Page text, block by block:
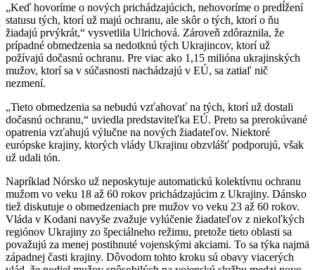
„Keď hovoríme o nových prichádzajúcich, nehovoríme o predĺžení
statusu tých, ktorí už majú ochranu, ale skôr o tých, ktorí o ňu
žiadajú prvýkrát,“ vysvetlila Ulrichová. Zároveň zdôraznila, že
prípadné obmedzenia sa nedotknú tých Ukrajincov, ktorí už
požívajú dočasnú ochranu. Pre viac ako 1,15 milióna ukrajinských
mužov, ktorí sa v súčasnosti nachádzajú v EÚ, sa zatiaľ nič
nezmení.
„Tieto obmedzenia sa nebudú vzťahovať na tých, ktorí už dostali
dočasnú ochranu,“ uviedla predstaviteľka EÚ. Preto sa prerokúvané
opatrenia vzťahujú výlučne na nových žiadateľov. Niektoré
európske krajiny, ktorých vlády Ukrajinu obzvlášť podporujú, však
už udali tón.
Napríklad Nórsko už neposkytuje automatickú kolektívnu ochranu
mužom vo veku 18 až 60 rokov prichádzajúcim z Ukrajiny. Dánsko
tiež diskutuje o obmedzeniach pre mužov vo veku 23 až 60 rokov.
Vláda v Kodani navyše zvažuje vylúčenie žiadateľov z niekoľkých
regiónov Ukrajiny zo špeciálneho režimu, pretože tieto oblasti sa
považujú za menej postihnuté vojenskými akciami. To sa týka najmä
západnej časti krajiny. Dôvodom tohto kroku sú obavy viacerých